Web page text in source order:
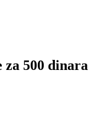
500 dinara